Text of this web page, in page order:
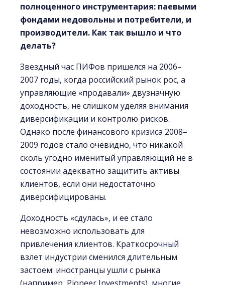
полноценного инструментария: паевыми
фондами недовольны и потребители, и
производители. Как так вышло и что
делать?
Звездный час ПИФов пришелся на 2006–
2007 годы, когда российский рынок рос, а
управляющие «продавали» двузначную
доходность, не слишком уделяя внимания
диверсификации и контролю рисков.
Однако после финансового кризиса 2008–
2009 годов стало очевидно, что никакой
сколь угодно именитый управляющий не в
состоянии адекватно защитить активы
клиентов, если они недостаточно
диверсифицированы.
Доходность «сдулась», и ее стало
невозможно использовать для
привлечения клиентов. Краткосрочный
взлет индустрии сменился длительным
застоем: иностранцы ушли с рынка